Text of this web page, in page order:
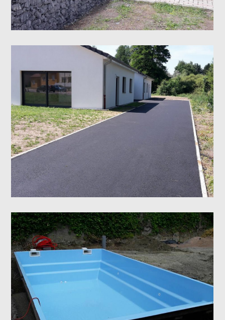
Application d’enrobés
Pose d’une coque de piscine